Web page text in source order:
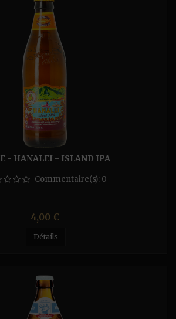
- HANALEI - ISLAND IPA
Commentaire(s): 0
Prix
4,00 €
Détails